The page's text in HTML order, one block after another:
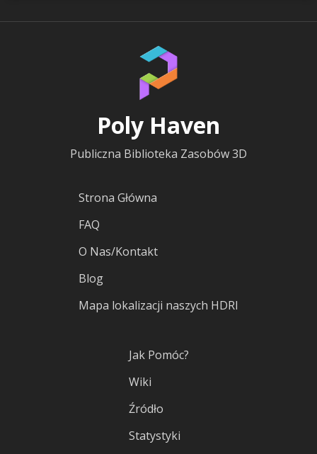
Poly Haven
Publiczna Biblioteka Zasobów 3D
Strona Główna
FAQ
O Nas/Kontakt
Blog
Mapa lokalizacji naszych HDRI
Jak Pomóc?
Wiki
Źródło
Statystyki